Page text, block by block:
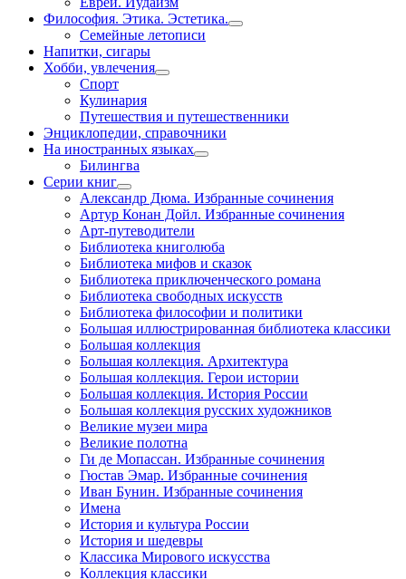
Философия. Этика. Эстетика.
Семейные летописи
Напитки, сигары
Хобби, увлечения
Спорт
Кулинария
Путешествия и путешественники
Энциклопедии, справочники
На иностранных языках
Билингва
Серии книг
Александр Дюма. Избранные сочинения
Артур Конан Дойл. Избранные сочинения
Арт-путеводители
Библиотека книголюба
Библиотека мифов и сказок
Библиотека приключенческого романа
Библиотека свободных искусств
Библиотека философии и политики
Большая иллюстрированная библиотека классики
Большая коллекция
Большая коллекция. Архитектура
Большая коллекция. Герои истории
Большая коллекция. История России
Большая коллекция русских художников
Великие музеи мира
Великие полотна
Ги де Мопассан. Избранные сочинения
Гюстав Эмар. Избранные сочинения
Иван Бунин. Избранные сочинения
Имена
История и культура России
История и шедевры
Классика Мирового искусства
Коллекция классики